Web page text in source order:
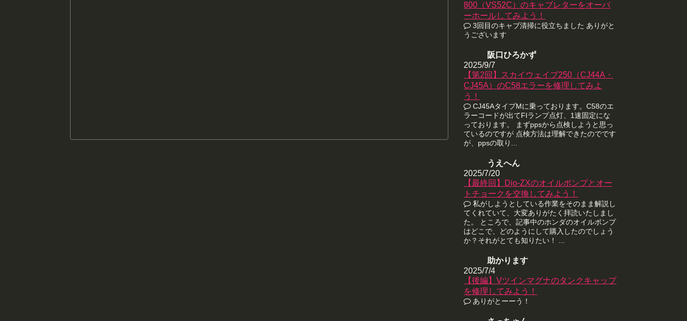
800（VS52C）のキャブレターをオーバ
ーホールしてみよう！
3回目のキャブ清掃に役立ちました ありがと
うございます
阪口ひろかず
2025/9/7
【第2回】スカイウェイブ250（CJ44A・
CJ45A）のC58エラーを修理してみよ
う！
CJ45AタイプMに乗っております。C58のエ
ラーコードが出てFIランプ点灯、1速固定にな
っております。 まずppsから点検しようと思っ
ているのですが 点検方法は理解できたのでです
が、ppsの取り...
うえへん
2025/7/20
【最終回】Dio-ZXのオイルポンプとオー
トチョークを交換してみよう！
私がしようとしている作業をそのまま解説し
てくれていて、大変ありがたく拝読いたしまし
た。 ところで、記事中のホンダのオイルポンプ
はどこで、どのようにして購入したのでしょう
か？それがとても知りたい！ ...
助かります
2025/7/4
【後編】Vツインマグナのタンクキャップ
を修理してみよう！
ありがとーーう！